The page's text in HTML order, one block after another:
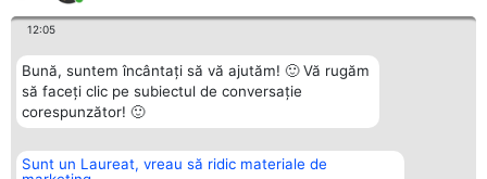
12:05
Bună, suntem încântați să vă ajutăm! 🙂 Vă rugăm
să faceți clic pe subiectul de conversație
corespunzător! 🙂
Sunt un Laureat, vreau să ridic materiale de
Organizator Ranking Plebiscyt Contact